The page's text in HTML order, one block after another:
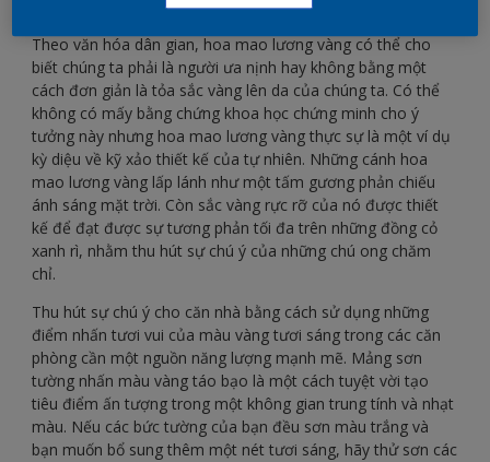
Theo văn hóa dân gian, hoa mao lương vàng có thể cho
biết chúng ta phải là người ưa nịnh hay không bằng một
cách đơn giản là tỏa sắc vàng lên da của chúng ta. Có thể
không có mấy bằng chứng khoa học chứng minh cho ý
tưởng này nhưng hoa mao lương vàng thực sự là một ví dụ
kỳ diệu về kỹ xảo thiết kế của tự nhiên. Những cánh hoa
mao lương vàng lấp lánh như một tấm gương phản chiếu
ánh sáng mặt trời. Còn sắc vàng rực rỡ của nó được thiết
kế để đạt được sự tương phản tối đa trên những đồng cỏ
xanh rì, nhằm thu hút sự chú ý của những chú ong chăm
chỉ.
Thu hút sự chú ý cho căn nhà bằng cách sử dụng những
điểm nhấn tươi vui của màu vàng tươi sáng trong các căn
phòng cần một nguồn năng lượng mạnh mẽ. Mảng sơn
tường nhấn màu vàng táo bạo là một cách tuyệt vời tạo
tiêu điểm ấn tượng trong một không gian trung tính và nhạt
màu. Nếu các bức tường của bạn đều sơn màu trắng và
bạn muốn bổ sung thêm một nét tươi sáng, hãy thử sơn các